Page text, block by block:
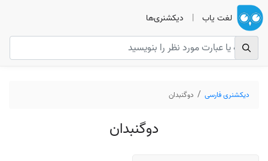
لغت یاب | دیکشنری‌ها
دیکشنری فارسی دوگنبدان
دوگنبدان